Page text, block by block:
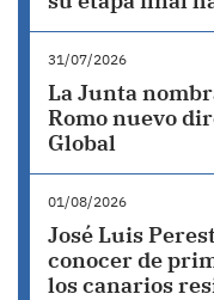
31/07/2026
La Junta
Romo nuevo
Global
01/08/2026
José Luis
conocer de
los canarios